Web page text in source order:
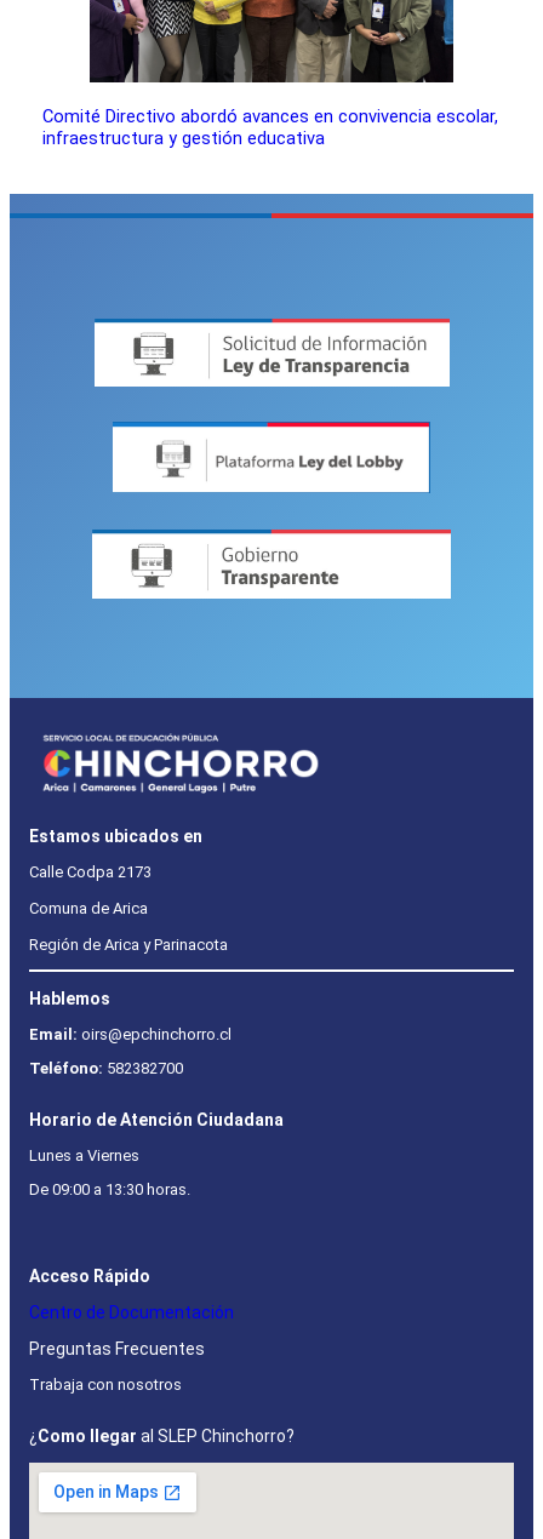
Comité Directivo abordó avances en convivencia escolar,
infraestructura y gestión educativa
Estamos ubicados en
Calle Codpa 2173
Comuna de Arica
Región de Arica y Parinacota
Hablemos
Email: oirs@epchinchorro.cl
Teléfono: 582382700
Horario de Atención Ciudadana
Lunes a Viernes
De 09:00 a 13:30 horas.
Acceso Rápido
Centro de Documentación
Preguntas Frecuentes
Trabaja con nosotros
¿ Como llegar al SLEP Chinchorro?